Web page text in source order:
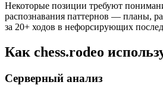
Некоторые позиции требуют
распознавания паттернов — планы,
за 20+ ходов в нефорсирующих
Как chess.rodeo
Серверный анализ